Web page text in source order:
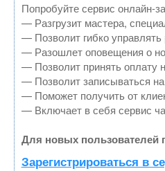
Попробуйте сервис онлайн-
— Разгрузит мастера,
— Позволит гибко управлять
— Разошлет оповещения о
— Позволит принять оплату
— Позволит записываться
— Поможет получить от
— Включает в себя сервис
Для новых пользователей
Зарегистрироваться в